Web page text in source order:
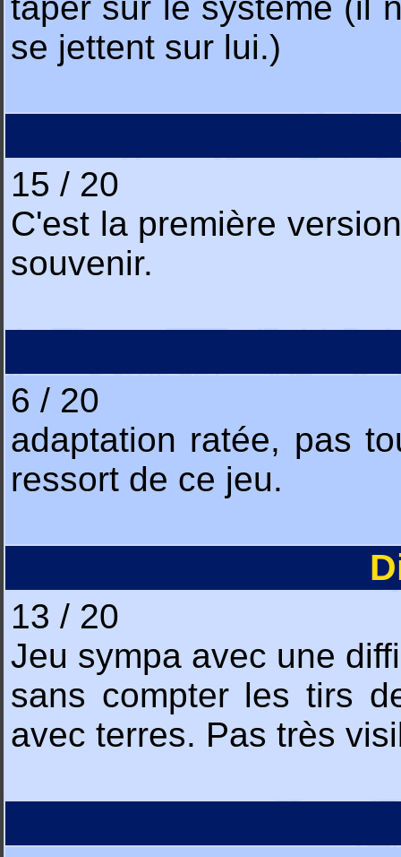
se jettent sur lui.)
15 / 20
C'est la première
souvenir.
6 / 20
adaptation ratée, pas
ressort de ce jeu.
13 / 20
Jeu sympa avec une
sans compter les tirs
avec terres. Pas très